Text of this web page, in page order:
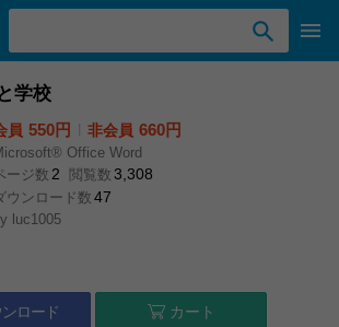
学校
員 550円 非会員 660円
Office Word
ージ数 2 閲覧数 3,308
ウンロード数47
luc1005
ンロード カート